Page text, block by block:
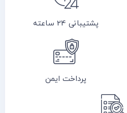
پشتیبانی 24 ساعته
پرداخت ایمن